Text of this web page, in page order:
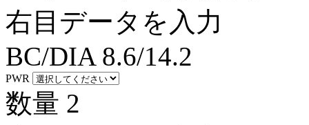
右目データを入力
BC/DIA 8.6/14.2
PWR
数量 2